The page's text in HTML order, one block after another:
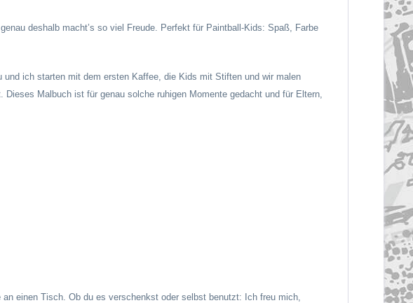
deshalb macht’s so viel Freude. Perfekt für Paintball-Kids: Spaß, Farbe
ich starten mit dem ersten Kaffee, die Kids mit Stiften und wir malen
Malbuch ist für genau solche ruhigen Momente gedacht und für Eltern,
einen Tisch. Ob du es verschenkst oder selbst benutzt: Ich freu mich,